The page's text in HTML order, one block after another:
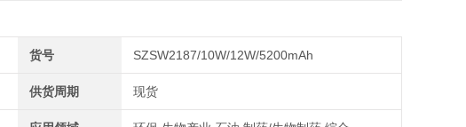
货号 SZSW2187/10W/12W/5200mAh
供货周期 现货